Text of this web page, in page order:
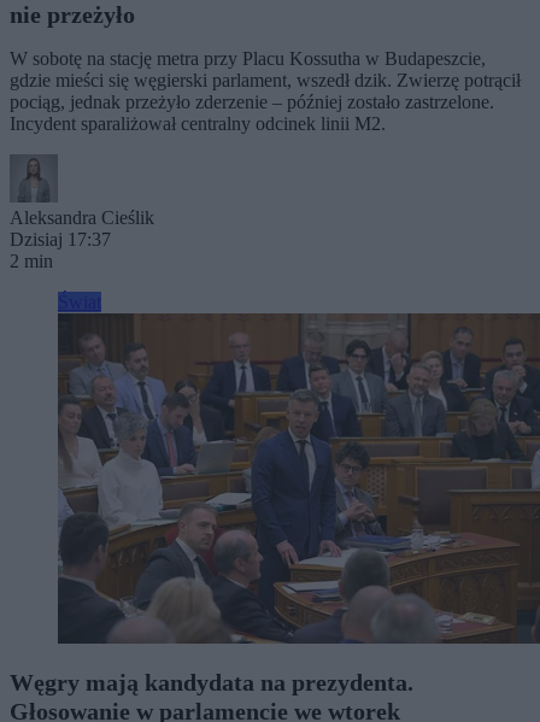
nie przeżyło
W sobotę na stację metra przy Placu Kossutha w Budapeszcie,
gdzie mieści się węgierski parlament, wszedł dzik. Zwierzę potrącił
pociąg, jednak przeżyło zderzenie – później zostało zastrzelone.
Incydent sparaliżował centralny odcinek linii M2.
Aleksandra Cieślik
Dzisiaj 17:37
2 min
Węgry mają kandydata na prezydenta.
Głosowanie w parlamencie we wtorek